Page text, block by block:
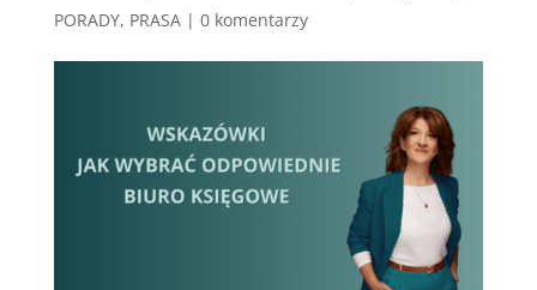
PORADY, PRASA| 0 komentarzy